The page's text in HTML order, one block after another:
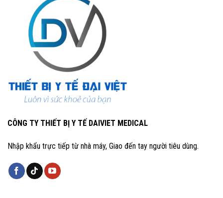
CÔNG TY THIẾT BỊ Y TẾ DAIVIET MEDICAL
Nhập khẩu trực tiếp từ nhà máy, Giao đến tay người tiêu dùng.